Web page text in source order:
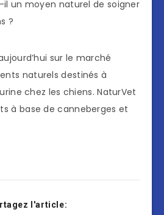
un moyen naturel de soigner
?
sur le marché
naturels destinés à
chez les chiens. NaturVet
à base de canneberges et
l'article: